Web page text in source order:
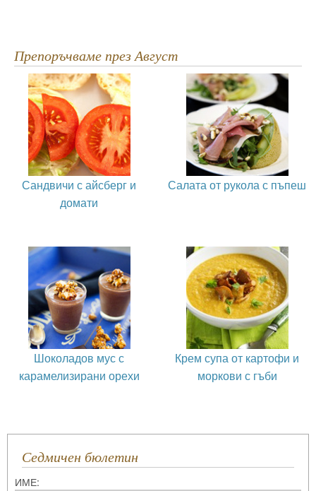
Препоръчваме през Август
Сандвичи с айсберг и
домати
Салата от рукола с пъпеш
Шоколадов мус с
карамелизирани орехи
Крем супа от картофи и
моркови с гъби
Седмичен бюлетин
ИМЕ: